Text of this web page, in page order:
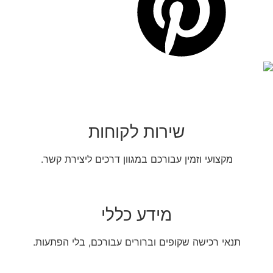
שירות לקוחות
מקצועי וזמין עבורכם במגוון דרכים ליצירת קשר.
מידע כללי
תנאי רכישה שקופים וברורים עבורכם, בלי הפתעות.